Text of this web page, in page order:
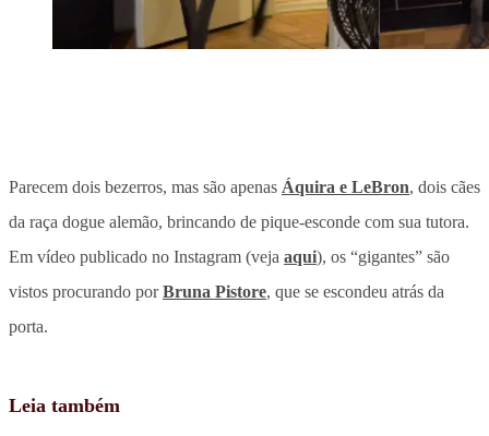
Parecem dois bezerros, mas são apenas Áquira e LeBron, dois cães
da raça dogue alemão, brincando de pique-esconde com sua tutora.
Em vídeo publicado no Instagram (veja aqui), os “gigantes” são
vistos procurando porBruna Pistore, que se escondeu atrás da
porta.
Leia também